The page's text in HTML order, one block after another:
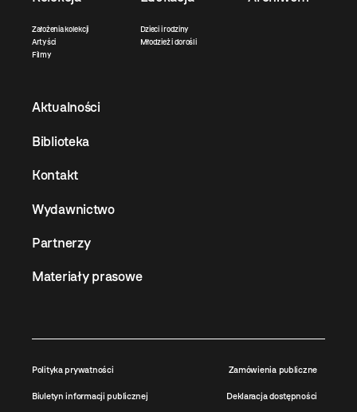
Założenia kolekcji
Artyści
Filmy
Dzieci i rodziny
Młodzież i dorośli
Aktualności
Biblioteka
Kontakt
Wydawnictwo
Partnerzy
Materiały prasowe
Polityka prywatności Zamówienia publiczne
Biuletyn informacji publicznej Deklaracja dostępności